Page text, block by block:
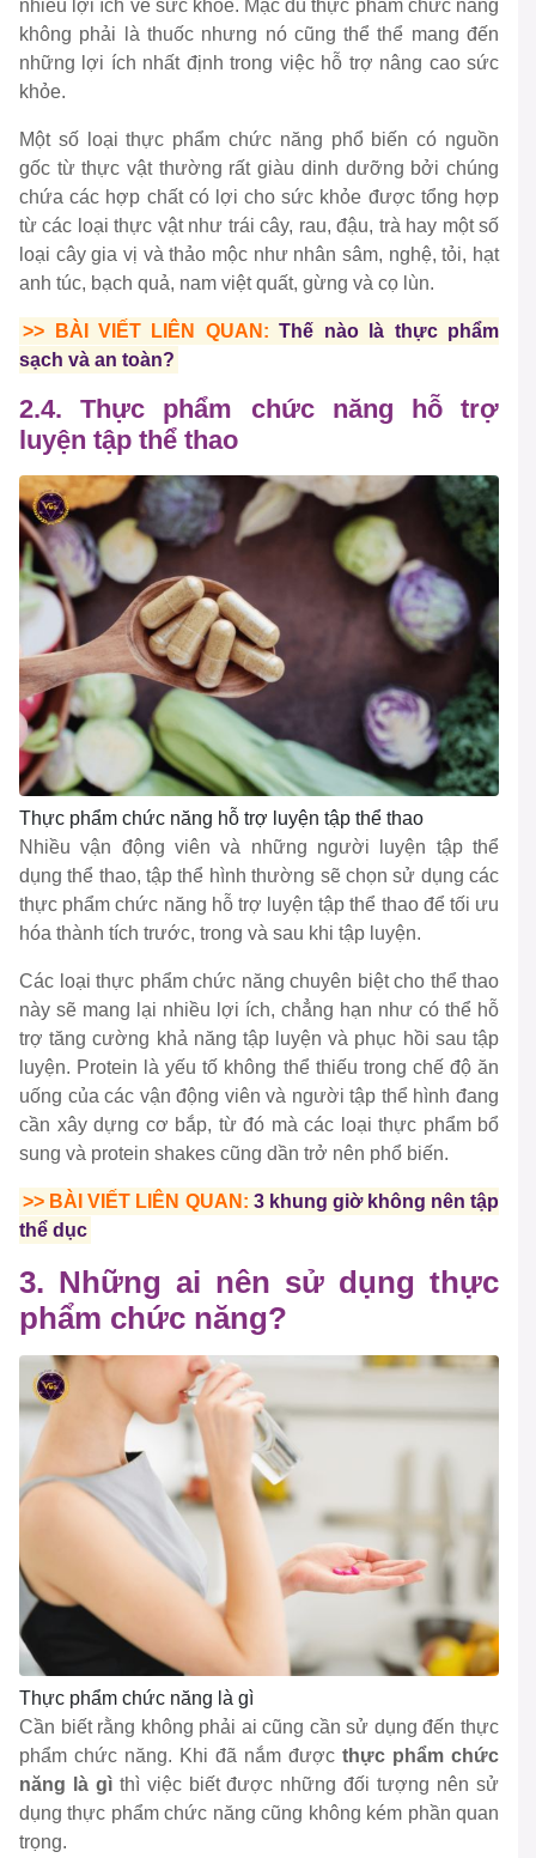
nhiều lợi ích về sức khỏe. Mặc dù thực phẩm chức năng
không phải là thuốc nhưng nó cũng thể thể mang đến
những lợi ích nhất định trong việc hỗ trợ nâng cao sức
khỏe.
Một số loại thực phẩm chức năng phổ biến có nguồn
gốc từ thực vật thường rất giàu dinh dưỡng bởi chúng
chứa các hợp chất có lợi cho sức khỏe được tổng hợp
từ các loại thực vật như trái cây, rau, đậu, trà hay một số
loại cây gia vị và thảo mộc như nhân sâm, nghệ, tỏi, hạt
anh túc, bạch quả, nam việt quất, gừng và cọ lùn.
>> BÀI VIẾT LIÊN QUAN:Thế nào là thực phẩm
sạch và an toàn?
2.4. Thực phẩm chức năng hỗ trợ
luyện tập thể thao
Thực phẩm chức năng hỗ trợ luyện tập thể thao
Nhiều vận động viên và những người luyện tập thể
dụng thể thao, tập thể hình thường sẽ chọn sử dụng các
thực phẩm chức năng hỗ trợ luyện tập thể thao để tối ưu
hóa thành tích trước, trong và sau khi tập luyện.
Các loại thực phẩm chức năng chuyên biệt cho thể thao
này sẽ mang lại nhiều lợi ích, chẳng hạn như có thể hỗ
trợ tăng cường khả năng tập luyện và phục hồi sau tập
luyện. Protein là yếu tố không thể thiếu trong chế độ ăn
uống của các vận động viên và người tập thể hình đang
cần xây dựng cơ bắp, từ đó mà các loại thực phẩm bổ
sung và protein shakes cũng dần trở nên phổ biến.
>> BÀI VIẾT LIÊN QUAN: 3 khung giờ không nên tập
thể dục
3. Những ai nên sử dụng thực
phẩm chức năng?
Thực phẩm chức năng là gì
Cần biết rằng không phải ai cũng cần sử dụng đến thực
phẩm chức năng. Khi đã nắm được thực phẩm chức
năng là gìthì việc biết được những đối tượng nên sử
dụng thực phẩm chức năng cũng không kém phần quan
trọng.